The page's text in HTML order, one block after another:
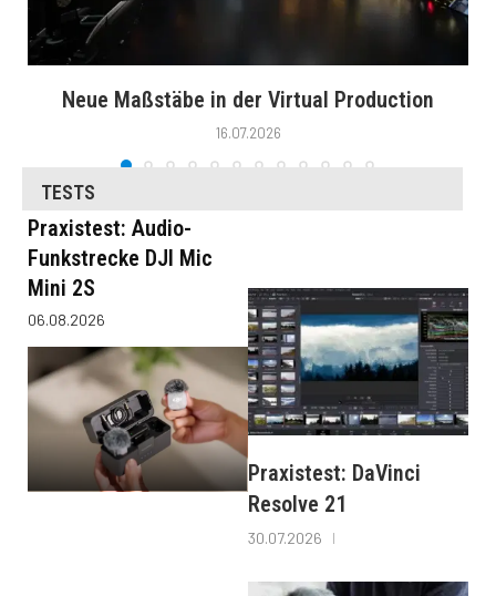
Neue Maßstäbe in der Virtual Production
16.07.2026
TESTS
Praxistest: Audio-
Funkstrecke DJI Mic
Mini 2S
06.08.2026
Praxistest: DaVinci
Resolve 21
30.07.2026